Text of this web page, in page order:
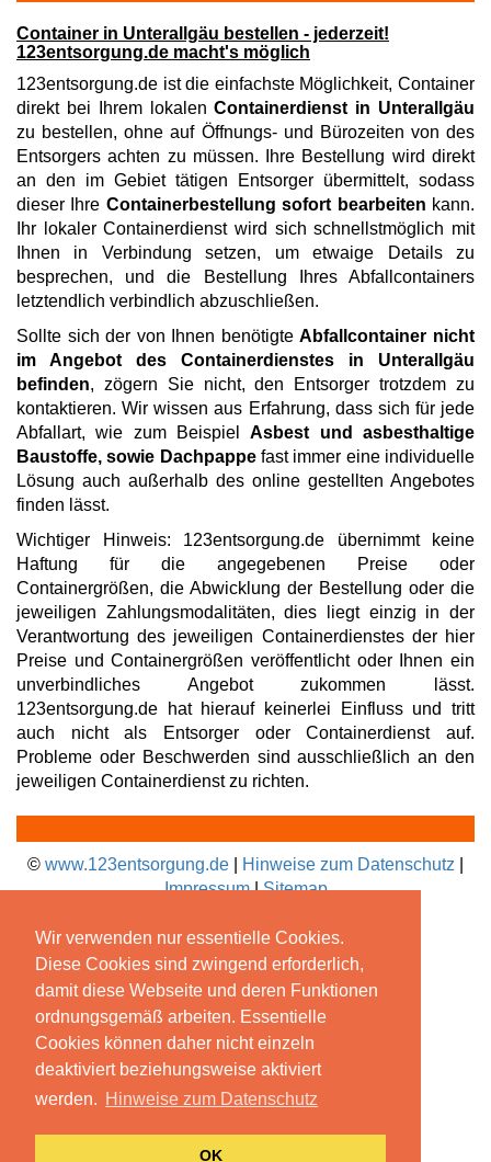
Wir verwenden nur essentielle Cookies.
Diese Cookies sind zwingend erforderlich,
damit diese Webseite und deren Funktionen
ordnungsgemäß arbeiten. Essentielle
Cookies können daher nicht einzeln
deaktiviert beziehungsweise aktiviert
werden. Hinweise zum Datenschutz
OK
Container in Unterallgäu bestellen - jederzeit!
123entsorgung.de macht's möglich
123entsorgung.de ist die einfachste Möglichkeit, Container
direkt bei Ihrem lokalenContainerdienst in Unterallgäu
zu bestellen, ohne auf Öffnungs- und Bürozeiten von des
Entsorgers achten zu müssen. Ihre Bestellung wird direkt
an den im Gebiet tätigen Entsorger übermittelt, sodass
dieser Ihre Containerbestellung sofort bearbeiten kann.
Ihr lokaler Containerdienst wird sich schnellstmöglich mit
Ihnen in Verbindung setzen, um etwaige Details zu
besprechen, und die Bestellung Ihres Abfallcontainers
letztendlich verbindlich abzuschließen.
Sollte sich der von Ihnen benötigteAbfallcontainer nicht
im Angebot des Containerdienstes in Unterallgäu
befinden, zögern Sie nicht, den Entsorger trotzdem zu
kontaktieren. Wir wissen aus Erfahrung, dass sich für jede
Abfallart, wie zum BeispielAsbest und asbesthaltige
Baustoffe, sowie Dachpappefast immer eine individuelle
Lösung auch außerhalb des online gestellten Angebotes
finden lässt.
Wichtiger Hinweis: 123entsorgung.de übernimmt keine
Haftung für die angegebenen Preise oder
Containergrößen, die Abwicklung der Bestellung oder die
jeweiligen Zahlungsmodalitäten, dies liegt einzig in der
Verantwortung des jeweiligen Containerdienstes der hier
Preise und Containergrößen veröffentlicht oder Ihnen ein
unverbindliches Angebot zukommen lässt.
123entsorgung.de hat hierauf keinerlei Einfluss und tritt
auch nicht als Entsorger oder Containerdienst auf.
Probleme oder Beschwerden sind ausschließlich an den
jeweiligen Containerdienst zu richten.
© www.123entsorgung.de Hinweise zum Datenschutz
Impressum|Sitemap